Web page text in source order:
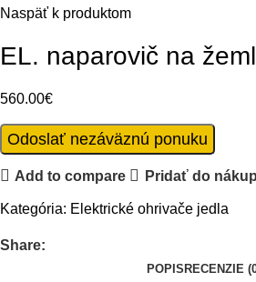
Naspäť k produktom
EL. naparovič na
560.00€
Odoslať nezáväznú ponuku
Add to compare Pridať do
Kategória: Elektrické ohrivače jedla
Share:
POPIS RECENZIE